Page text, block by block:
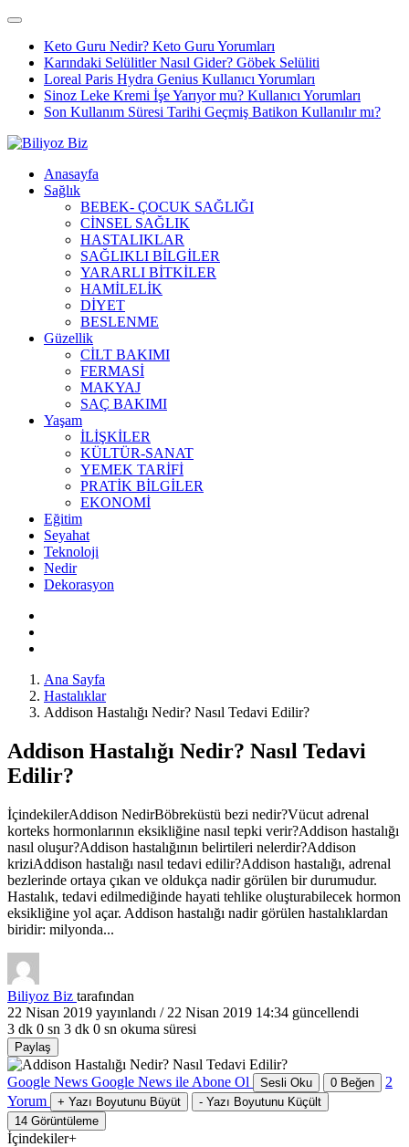
Keto Guru Nedir? Keto Guru Yorumları
Karındaki Selülitler Nasıl Gider? Göbek Selüliti
Loreal Paris Hydra Genius Kullanıcı Yorumları
Sinoz Leke Kremi İşe Yarıyor mu? Kullanıcı Yorumları
Son Kullanım Süresi Tarihi Geçmiş Batikon Kullanılır mı?
Anasayfa
Sağlık
BEBEK- ÇOCUK SAĞLIĞI
CİNSEL SAĞLIK
HASTALIKLAR
SAĞLIKLI BİLGİLER
YARARLI BİTKİLER
HAMİLELİK
DİYET
BESLENME
Güzellik
CİLT BAKIMI
FERMASİ
MAKYAJ
SAÇ BAKIMI
Yaşam
İLİŞKİLER
KÜLTÜR-SANAT
YEMEK TARİFİ
PRATİK BİLGİLER
EKONOMİ
Eğitim
Seyahat
Teknoloji
Nedir
Dekorasyon
Ana Sayfa
Hastalıklar
Addison Hastalığı Nedir? Nasıl Tedavi Edilir?
Addison Hastalığı Nedir? Nasıl Tedavi
Edilir?
İçindekilerAddison NedirBöbreküstü bezi nedir?Vücut adrenal
korteks hormonlarının eksikliğine nasıl tepki verir?Addison hastalığı
nasıl oluşur?Addison hastalığının belirtileri nelerdir?Addison
kriziAddison hastalığı nasıl tedavi edilir?Addison hastalığı, adrenal
bezlerinde ortaya çıkan ve oldukça nadir görülen bir durumudur.
Hastalık, tedavi edilmediğinde hayati tehlike oluşturabilecek hormon
eksikliğine yol açar. Addison hastalığı nadir görülen hastalıklardan
biridir: milyonda...
Biliyoz Biz tarafından
22 Nisan 2019 yayınlandı / 22 Nisan 2019 14:34 güncellendi
3 dk 0 sn 3 dk 0 sn okuma süresi
Paylaş
Google News Google News ile Abone Ol Sesli Oku 0 Beğen
2
Yorum
+ Yazı Boyutunu Büyüt - Yazı Boyutunu Küçült
14 Görüntüleme
İçindekiler+